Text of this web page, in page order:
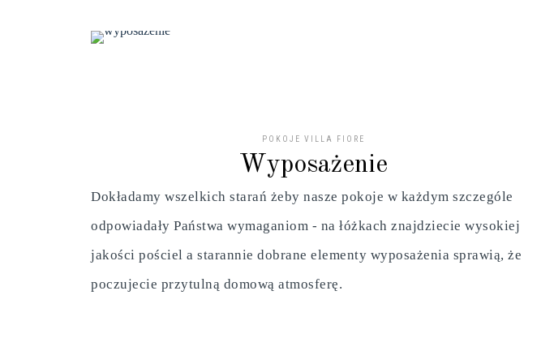
POKOJE VILLA FIORE
Wyposażenie
Dokładamy wszelkich starań żeby nasze pokoje w każdym szczególe
odpowiadały Państwa wymaganiom - na łóżkach znajdziecie wysokiej
jakości pościel a starannie dobrane elementy wyposażenia sprawią, że
poczujecie przytulną domową atmosferę.